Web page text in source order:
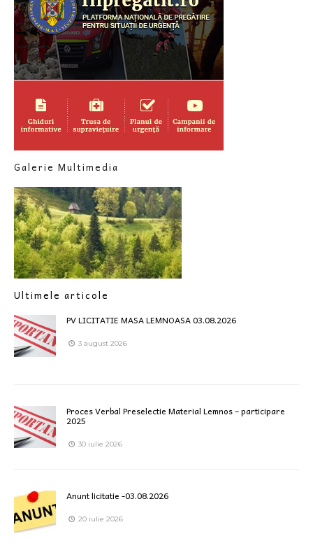
Galerie Multimedia
Ultimele articole
PV LICITATIE MASA LEMNOASA 03.08.2026
3 august 2026
Proces Verbal Preselectie Material Lemnos – participare
2025
30 iulie 2026
Anunt licitatie -03.08.2026
20 iulie 2026